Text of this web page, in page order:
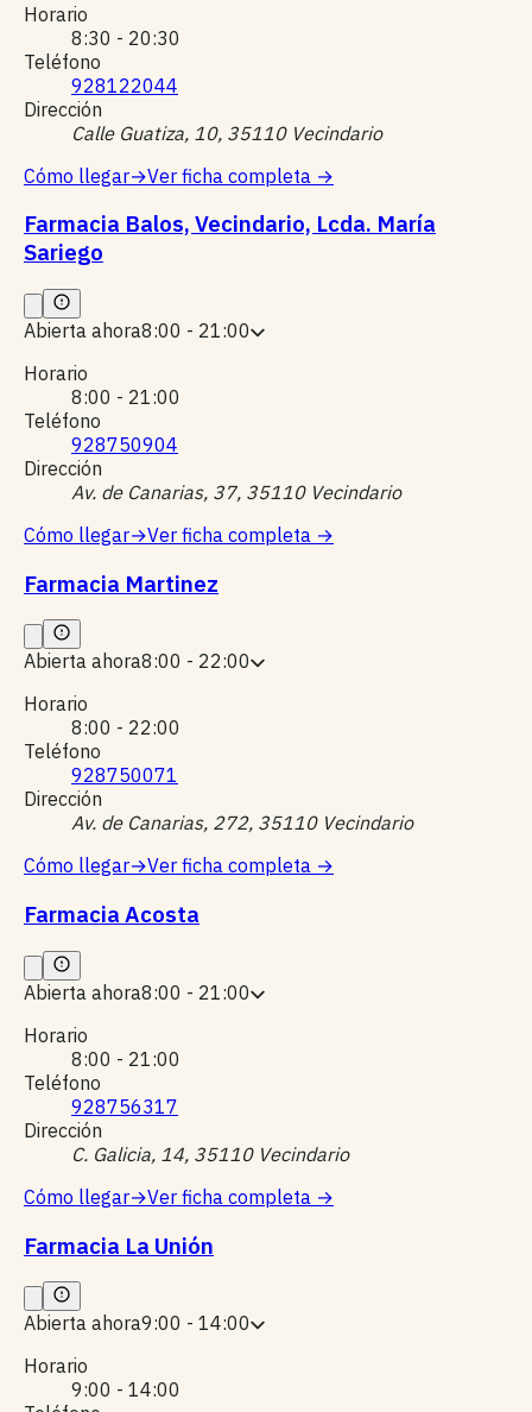
Horario
8:30 - 20:30
Teléfono
928122044
Dirección
Calle Guatiza, 10, 35110 Vecindario
Cómo llegar→Ver ficha completa →
Farmacia Balos, Vecindario, Lcda. María
Sariego
Abierta ahora8:00 - 21:00
Horario
8:00 - 21:00
Teléfono
928750904
Dirección
Av. de Canarias, 37, 35110 Vecindario
Cómo llegar→Ver ficha completa →
Farmacia Martinez
Abierta ahora8:00 - 22:00
Horario
8:00 - 22:00
Teléfono
928750071
Dirección
Av. de Canarias, 272, 35110 Vecindario
Cómo llegar→Ver ficha completa →
Farmacia Acosta
Abierta ahora8:00 - 21:00
Horario
8:00 - 21:00
Teléfono
928756317
Dirección
C. Galicia, 14, 35110 Vecindario
Cómo llegar→Ver ficha completa →
Farmacia La Unión
Abierta ahora9:00 - 14:00
Horario
9:00 - 14:00